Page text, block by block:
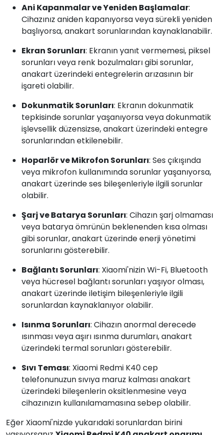
Ani Kapanmalar ve Yeniden Başlamalar:
Cihazınız aniden kapanıyorsa veya sürekli yeniden
başlıyorsa, anakart sorunlarından kaynaklanabilir.
Ekran Sorunları: Ekranın yanıt vermemesi, piksel
sorunları veya renk bozulmaları gibi sorunlar,
anakart üzerindeki entegrelerin arızasının bir
işareti olabilir.
Dokunmatik Sorunları: Ekranın dokunmatik
tepkisinde sorunlar yaşanıyorsa veya dokunmatik
işlevsellik düzensizse, anakart üzerindeki entegre
sorunlarından etkilenebilir.
Hoparlör ve Mikrofon Sorunları: Ses çıkışında
veya mikrofon kullanımında sorunlar yaşanıyorsa,
anakart üzerinde ses bileşenleriyle ilgili sorunlar
olabilir.
Şarj ve Batarya Sorunları: Cihazın şarj olmaması
veya batarya ömrünün beklenenden kısa olması
gibi sorunlar, anakart üzerinde enerji yönetimi
sorunlarını gösterebilir.
Bağlantı Sorunları: Xiaomi'nizin Wi-Fi, Bluetooth
veya hücresel bağlantı sorunları yaşıyor olması,
anakart üzerinde iletişim bileşenleriyle ilgili
sorunlardan kaynaklanıyor olabilir.
Isınma Sorunları: Cihazın anormal derecede
ısınması veya aşırı ısınma durumları, anakart
üzerindeki termal sorunları gösterebilir.
Sıvı Teması: Xiaomi Redmi K40 cep
telefonunuzun sıvıya maruz kalması anakart
üzerindeki bileşenlerin oksitlenmesine veya
cihazınızın kullanılamamasına sebep olabilir.
Eğer Xiaomi'nizde yukarıdaki sorunlardan birini